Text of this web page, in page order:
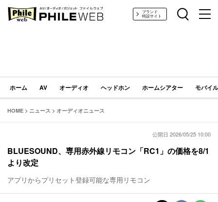
PHILE WEB｜AV/オーディオ/ガジェットブランド
特設サイト
ホーム AV オーディオ ヘッドホン ホームシアター モバイ
HOME > ニュース > オーディオニュース
公開日 2026/05/25 10:00
BLUESOUND、専用赤外線リモコン「RC1」の価格を8/1
より改定
アプリからプリセット登録可能な専用リモコン